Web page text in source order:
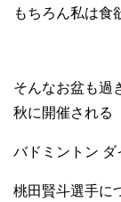
もちろん私は
そんなお盆も過
秋に開催される
バドミントン ダ
桃田賢斗選手に